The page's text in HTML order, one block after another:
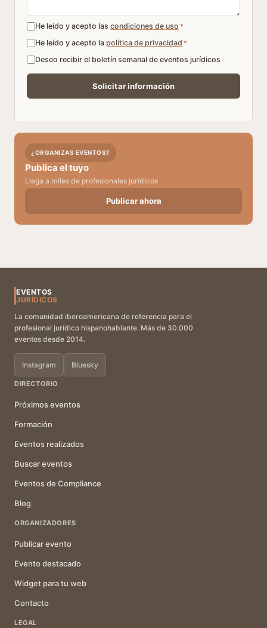
He leído y acepto las condiciones de uso *
He leído y acepto la política de privacidad *
Deseo recibir el boletín semanal de eventos jurídicos
¿ORGANIZAS EVENTOS?
Publica el tuyo
Llega a miles de profesionales jurídicos
Publicar ahora
EVENTOS
JURÍDICOS
La comunidad iberoamericana de referencia para el
profesional jurídico hispanohablante. Más de 30.000
eventos desde 2014.
Instagram Bluesky
DIRECTORIO
Próximos eventos
Formación
Eventos realizados
Buscar eventos
Eventos de Compliance
Blog
ORGANIZADORES
Publicar evento
Evento destacado
Widget para tu web
Contacto
LEGAL